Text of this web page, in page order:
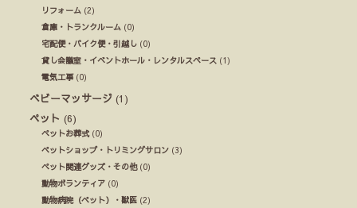
リフォーム (2)
倉庫・トランクルーム (0)
宅配便・バイク便・引越し (0)
貸し会議室・イベントホール・レンタルスペース (1)
電気工事(0)
ベビーマッサージ (1)
ペット (6)
ペットお葬式(0)
ペットショップ・トリミングサロン (3)
ペット関連グッズ・その他(0)
動物ボランティア (0)
動物病院（ペット）・獣医 (2)